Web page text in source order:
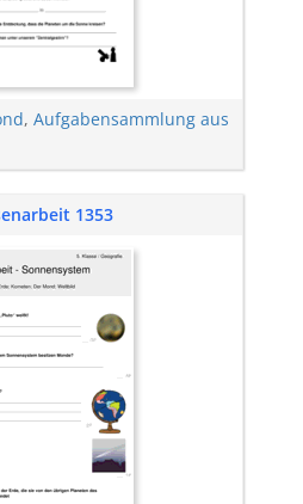
, Aufgabensammlung aus
1353